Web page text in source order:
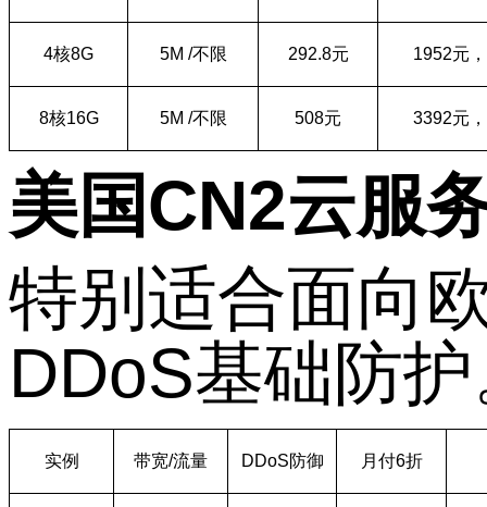
4核8G 5M /不限 292.8元 1952元，
8核16G 5M /不限 508元 3392元，
美国CN2云服
特别适合面向
DDoS基础防
实例 带宽/流量 DDoS防御 月付6折